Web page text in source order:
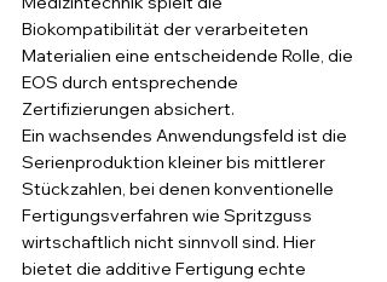
Biokompatibilität der verarbeiteten
Materialien eine entscheidende Rolle, die
EOS durch entsprechende
Zertifizierungen absichert.
Ein wachsendes Anwendungsfeld ist die
Serienproduktion kleiner bis mittlerer
Stückzahlen, bei denen konventionelle
Fertigungsverfahren wie Spritzguss
wirtschaftlich nicht sinnvoll sind. Hier
bietet die additive Fertigung echte